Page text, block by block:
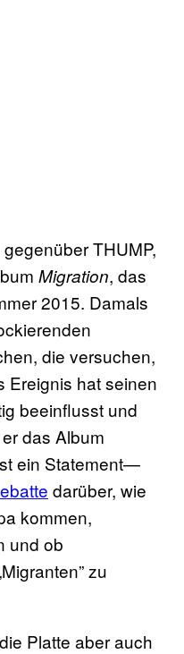
THUMP,
Migration, das
2015. Damals
die versuchen,
Ereignis hat seinen
beeinflusst und
das Album
ein Statement—
darüber, wie
kommen,
und ob
zu
Platte aber auch